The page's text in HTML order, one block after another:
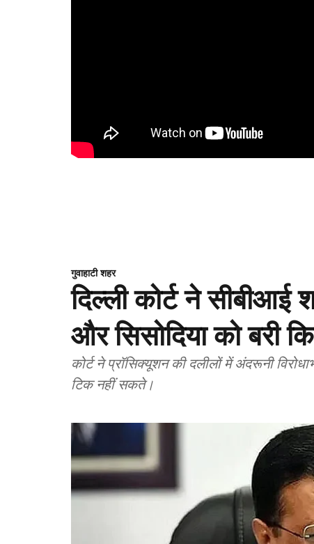
गुवाहाटी शहर
दिल्ली कोर्ट ने सीबीआई
और सिसोदिया को बरी
कोर्ट ने प्रॉसिक्यूशन की दलीलों में अंदरूनी
टिक नहीं सकते।